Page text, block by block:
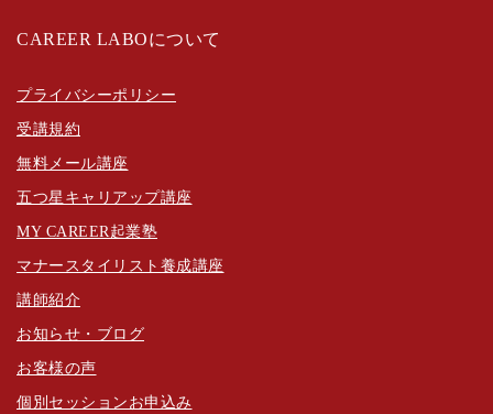
CAREER LABOについて
プライバシーポリシー
受講規約
無料メール講座
五つ星キャリアップ講座
MY CAREER起業塾
マナースタイリスト養成講座
講師紹介
お知らせ・ブログ
お客様の声
個別セッションお申込み